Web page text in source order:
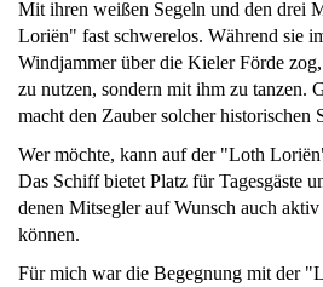
Mit ihren weißen Segeln und den drei
Loriën" fast schwerelos. Während sie
Windjammer über die Kieler Förde
zu nutzen, sondern mit ihm zu tanzen.
macht den Zauber solcher historischen
Wer möchte, kann auf der "Loth
Das Schiff bietet Platz für Tagesgäste
denen Mitsegler auf Wunsch auch
können.
Für mich war die Begegnung mit der